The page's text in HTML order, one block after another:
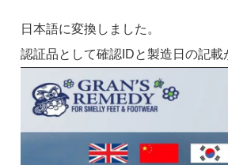
日本語に変換しました。
認証品として確認IDと製造日の記載